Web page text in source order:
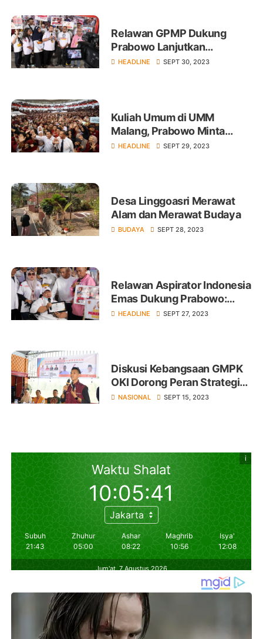
Relawan GPMP Dukung
Prabowo Lanjutkan
Pembangunan Presiden
HEADLINE SEPT 30, 2023
Kuliah Umum di UMM
Malang, Prabowo Minta
Mahasiswa Hindari
HEADLINE SEPT 29, 2023
Desa Linggoasri Merawat
Alam dan Merawat Budaya
BUDAYA SEPT 28, 2023
Relawan Aspirator Indonesia
Emas Dukung Prabowo:
Komitmen Perjuangkan
HEADLINE SEPT 27, 2023
Diskusi Kebangsaan GMPK
OKI Dorong Peran Strategi
Pemuda Songsong Pemilu
NASIONAL SEPT 15, 2023